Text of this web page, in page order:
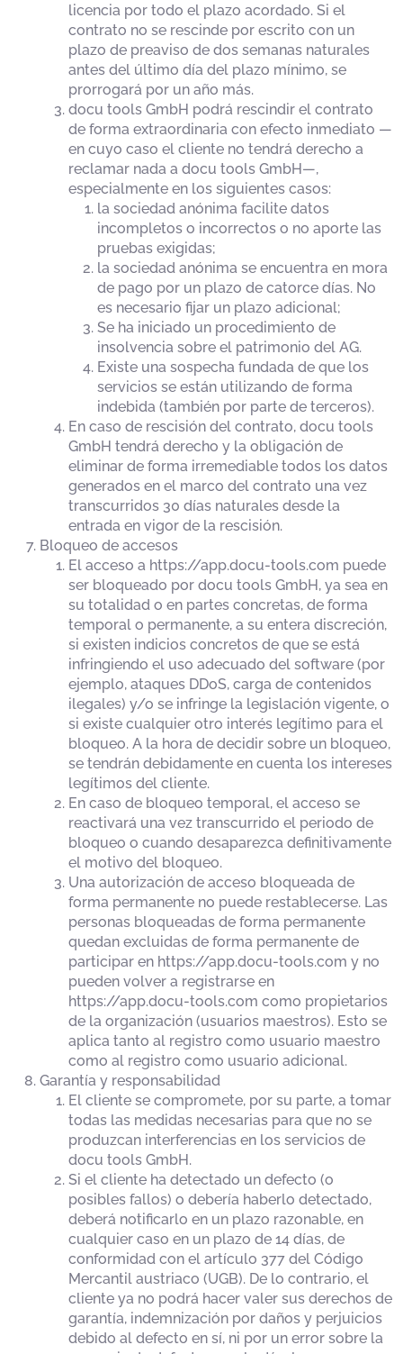
licencia por todo el plazo acordado. Si el
contrato no se rescinde por escrito con un
plazo de preaviso de dos semanas naturales
antes del último día del plazo mínimo, se
prorrogará por un año más.
docu tools GmbH podrá rescindir el contrato
de forma extraordinaria con efecto inmediato —
en cuyo caso el cliente no tendrá derecho a
reclamar nada a docu tools GmbH—,
especialmente en los siguientes casos:
la sociedad anónima facilite datos
incompletos o incorrectos o no aporte las
pruebas exigidas;
la sociedad anónima se encuentra en mora
de pago por un plazo de catorce días. No
es necesario fijar un plazo adicional;
Se ha iniciado un procedimiento de
insolvencia sobre el patrimonio del AG.
Existe una sospecha fundada de que los
servicios se están utilizando de forma
indebida (también por parte de terceros).
En caso de rescisión del contrato, docu tools
GmbH tendrá derecho y la obligación de
eliminar de forma irremediable todos los datos
generados en el marco del contrato una vez
transcurridos 30 días naturales desde la
entrada en vigor de la rescisión.
Bloqueo de accesos
El acceso a https://app.docu-tools.com puede
ser bloqueado por docu tools GmbH, ya sea en
su totalidad o en partes concretas, de forma
temporal o permanente, a su entera discreción,
si existen indicios concretos de que se está
infringiendo el uso adecuado del software (por
ejemplo, ataques DDoS, carga de contenidos
ilegales) y/o se infringe la legislación vigente, o
si existe cualquier otro interés legítimo para el
bloqueo. A la hora de decidir sobre un bloqueo,
se tendrán debidamente en cuenta los intereses
legítimos del cliente.
En caso de bloqueo temporal, el acceso se
reactivará una vez transcurrido el periodo de
bloqueo o cuando desaparezca definitivamente
el motivo del bloqueo.
Una autorización de acceso bloqueada de
forma permanente no puede restablecerse. Las
personas bloqueadas de forma permanente
quedan excluidas de forma permanente de
participar en https://app.docu-tools.com y no
pueden volver a registrarse en
https://app.docu-tools.com como propietarios
de la organización (usuarios maestros). Esto se
aplica tanto al registro como usuario maestro
como al registro como usuario adicional.
Garantía y responsabilidad
El cliente se compromete, por su parte, a tomar
todas las medidas necesarias para que no se
produzcan interferencias en los servicios de
docu tools GmbH.
Si el cliente ha detectado un defecto (o
posibles fallos) o debería haberlo detectado,
deberá notificarlo en un plazo razonable, en
cualquier caso en un plazo de 14 días, de
conformidad con el artículo 377 del Código
Mercantil austriaco (UGB). De lo contrario, el
cliente ya no podrá hacer valer sus derechos de
garantía, indemnización por daños y perjuicios
debido al defecto en sí, ni por un error sobre la